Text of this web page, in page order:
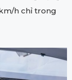
h chỉ trong